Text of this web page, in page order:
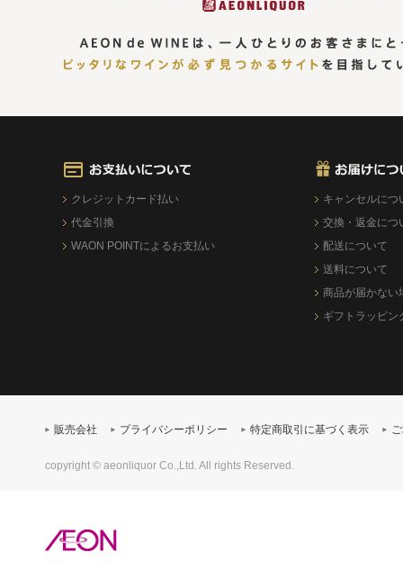
クレジットカード払い
代金引換
WAON POINTによるお支払い
キャンセルにつ
交換・返金につ
配送について
送料について
商品が届かない
ギフトラッピン
販売会社 プライバシーポリシー 特定商取引に基づく表示
copyright © aeonliquor Co.,Ltd. All rights Reserved.